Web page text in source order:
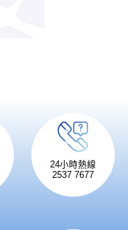
24小時熱線
2537 7677